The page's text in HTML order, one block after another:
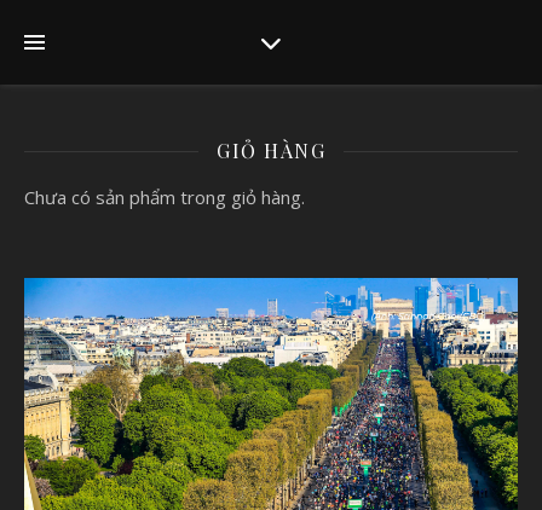
GIỎ HÀNG
Chưa có sản phẩm trong giỏ hàng.